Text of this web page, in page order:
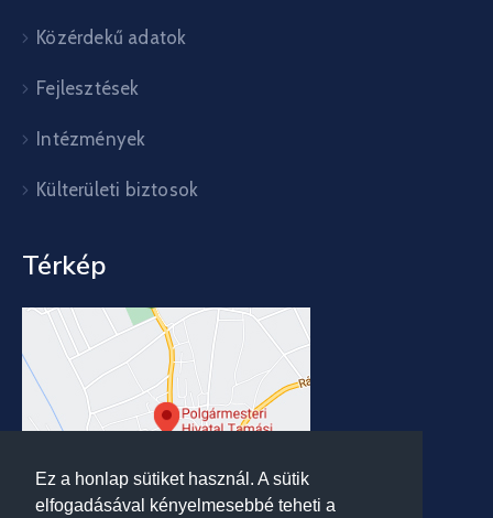
Ez a honlap sütiket használ. A sütik
elfogadásával kényelmesebbé teheti a
Közérdekű adatok
Fejlesztések
Intézmények
Külterületi biztosok
Térkép